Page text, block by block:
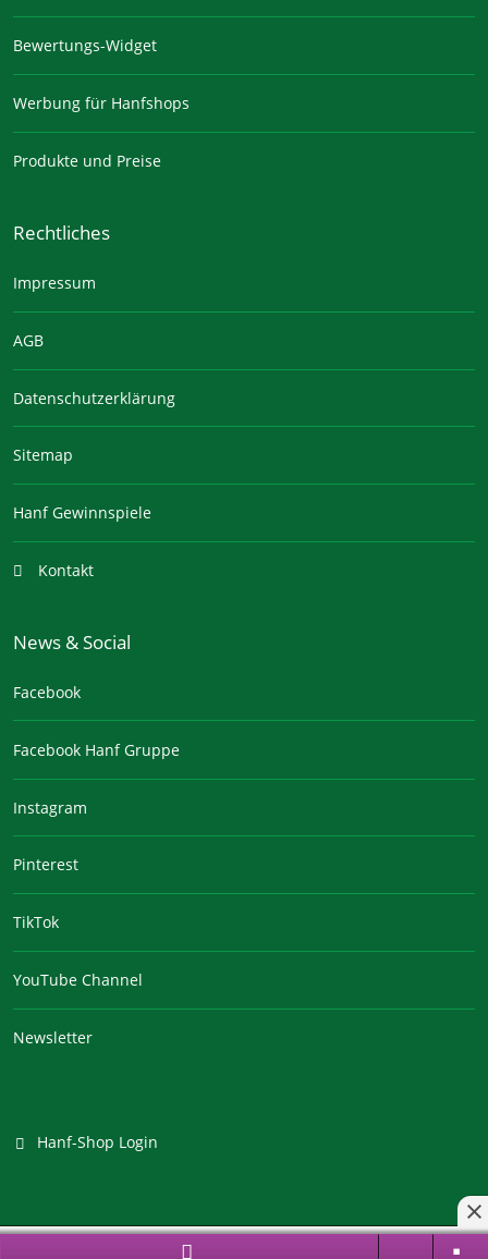
Bewertungs-Widget
Werbung für Hanfshops
Produkte und Preise
Rechtliches
Impressum
AGB
Datenschutzerklärung
Sitemap
Hanf Gewinnspiele
Kontakt
News & Social
Facebook
Facebook Hanf Gruppe
Instagram
Pinterest
TikTok
YouTube Channel
Newsletter
Hanf-Shop Login
Branchenportal Software made in Germany